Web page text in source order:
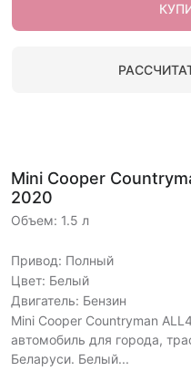
Mini Cooper
2020
Объем: 1.5 л
Привод: Полный
Цвет: Белый
Двигатель: Бензин
Mini Cooper Countryman
автомобиль для города,
Беларуси. Белый...